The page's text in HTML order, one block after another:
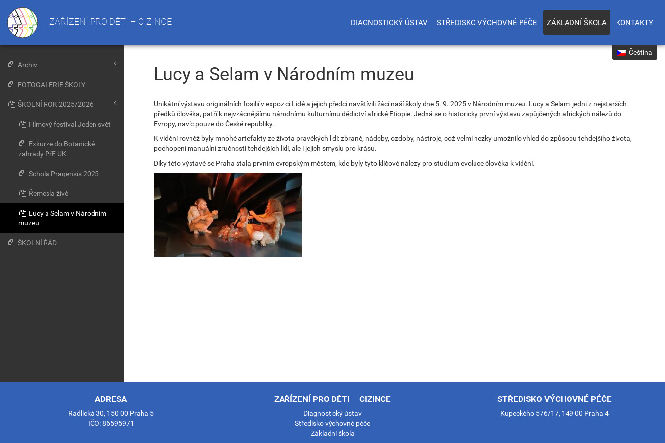
ZAŘÍZENÍ PRO DĚTI – CIZINCE DIAGNOSTICKÝ ÚSTAV STŘEDISKO VÝCHOVNÉ PÉČE ZÁKLADNÍ ŠKOLA KONTAKTY
Archiv
FOTOGALERIE ŠKOLY
ŠKOLNÍ ROK 2025/2026
Filmový festival Jeden svět
Exkurze do Botanické
zahrady PřF UK
Schola Pragensis 2025
Řemesla živě
Lucy a Selam v Národním
muzeu
ŠKOLNÍ ŘÁD
Čeština
Lucy a Selam v Národním muzeu
Unikátní výstavu originálních fosilií v expozici Lidé a jejich předci navštívili žáci naší školy dne 5. 9. 2025 v Národním muzeu. Lucy a Selam, jedni z nejstarších
předků člověka, patří k nejvzácnějšímu národnímu kulturnímu dědictví africké Etiopie. Jedná se o historicky první výstavu zapůjčených afrických nálezů do
Evropy, navíc pouze do České republiky.
K vidění rovněž byly mnohé artefakty ze života pravěkých lidí: zbraně, nádoby, ozdoby, nástroje, což velmi hezky umožnilo vhled do způsobu tehdejšího života,
pochopení manuální zručnosti tehdejších lidí, ale i jejich smyslu pro krásu.
Díky této výstavě se Praha stala prvním evropským městem, kde byly tyto klíčové nálezy pro studium evoluce člověka k vidění.
ADRESA
Radlická 30, 150 00 Praha 5
IČO: 86595971
ZAŘÍZENÍ PRO DĚTI – CIZINCE
Diagnostický ústav
Středisko výchovné péče
Základní škola
STŘEDISKO VÝCHOVNÉ PÉČE
Kupeckého 576/17, 149 00 Praha 4